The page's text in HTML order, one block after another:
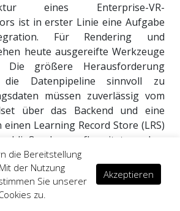
eines Enterprise-VR-
ist in erster Linie eine Aufgabe
Für Rendering und
heute ausgereifte Werkzeuge
Die größere Herausforderung
Datenpipeline sinnvoll zu
müssen zuverlässig vom
über das Backend und eine
Learning Record Store (LRS)
so aufbereitet werden,
Development-Teams daraus
gewinnen können.
entsprechen
die Bereitstellung
der Nutzung
Sie unserer
zu.
Akzeptieren